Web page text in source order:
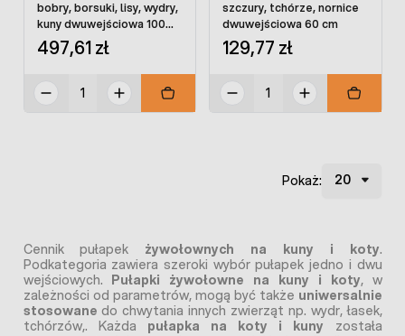
bobry, borsuki, lisy, wydry,
kuny dwuwejściowa 100
cm
497,61 zł
szczury, tchórze, nornice
dwuwejściowa 60 cm
129,77 zł
Pokaż:
Cennik pułapek żywołownych na kuny i koty.
Podkategoria zawiera szeroki wybór pułapek jedno i dwu
wejściowych. Pułapki żywołowne na kuny i koty, w
zależności od parametrów, mogą być także uniwersalnie
stosowane do chwytania innych zwierząt np. wydr, łasek,
tchórzów,. Każda pułapka na koty i kuny została